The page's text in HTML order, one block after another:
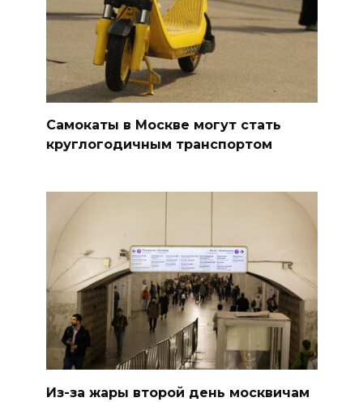
Самокаты в Москве могут стать
круглогодичным транспортом
Из-за жары второй день москвичам